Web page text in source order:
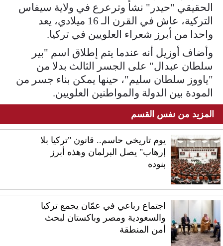
الحقيقي "حيدر" نشأ وترعرع في ولاية سيفاس
التركية، عاش في القرن الـ 16 ميلادي، يعد
واحدا من أبرز شعراء العلويين في تركيا.
وأضاف أوزيل أنه عندما يتم إطلاق اسم "بير
سلطان عبدال" على الجسر الثالث بدلا من
"ياووز سلطان سليم"، حينها يمكن بناء جسر من
المودة بين الدولة والمواطنين العلويين.
المزيد من نفس القسم
يوم تاريخي حاسم.. قانون "تركيا بلا
إرهاب" يصل البرلمان وهذه أبرز
بنوده
اجتماع رباعي في عمّان يجمع تركيا
والسعودية ومصر وباكستان لبحث
أمن المنطقة